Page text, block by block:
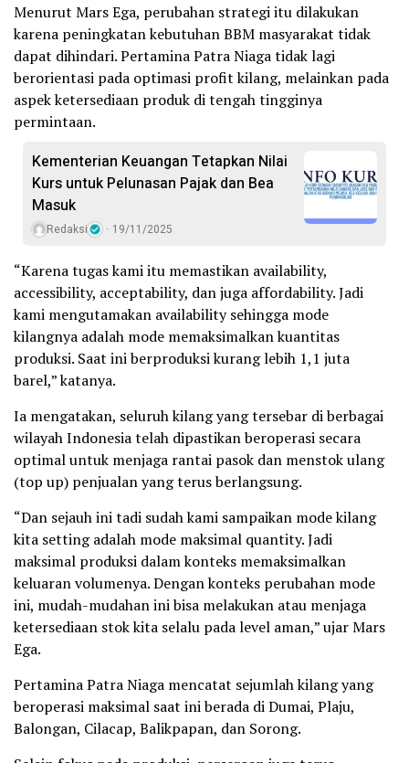
Menurut Mars Ega, perubahan strategi itu dilakukan
karena peningkatan kebutuhan BBM masyarakat tidak
dapat dihindari. Pertamina Patra Niaga tidak lagi
berorientasi pada optimasi profit kilang, melainkan pada
aspek ketersediaan produk di tengah tingginya
permintaan.
Kementerian Keuangan Tetapkan Nilai
Kurs untuk Pelunasan Pajak dan Bea
Masuk
Redaksi 19/11/2025
“Karena tugas kami itu memastikan availability,
accessibility, acceptability, dan juga affordability. Jadi
kami mengutamakan availability sehingga mode
kilangnya adalah mode memaksimalkan kuantitas
produksi. Saat ini berproduksi kurang lebih 1,1 juta
barel,” katanya.
Ia mengatakan, seluruh kilang yang tersebar di berbagai
wilayah Indonesia telah dipastikan beroperasi secara
optimal untuk menjaga rantai pasok dan menstok ulang
(top up) penjualan yang terus berlangsung.
“Dan sejauh ini tadi sudah kami sampaikan mode kilang
kita setting adalah mode maksimal quantity. Jadi
maksimal produksi dalam konteks memaksimalkan
keluaran volumenya. Dengan konteks perubahan mode
ini, mudah-mudahan ini bisa melakukan atau menjaga
ketersediaan stok kita selalu pada level aman,” ujar Mars
Ega.
Pertamina Patra Niaga mencatat sejumlah kilang yang
beroperasi maksimal saat ini berada di Dumai, Plaju,
Balongan, Cilacap, Balikpapan, dan Sorong.